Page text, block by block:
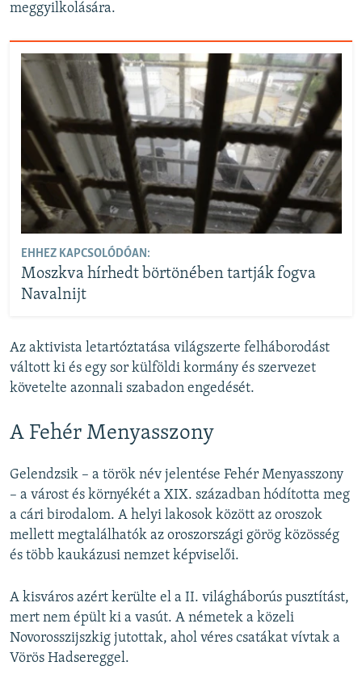
meggyilkolására.
EHHEZ KAPCSOLÓDÓAN:
Moszkva hírhedt börtönében tartják fogva
Navalnijt
Az aktivista letartóztatása világszerte felháborodást
váltott ki és egy sor külföldi kormány és szervezet
követelte azonnali szabadon engedését.
A Fehér Menyasszony
Gelendzsik – a török név jelentése Fehér Menyasszony
– a várost és környékét a XIX. században hódította meg
a cári birodalom. A helyi lakosok között az oroszok
mellett megtalálhatók az oroszországi görög közösség
és több kaukázusi nemzet képviselői.
A kisváros azért kerülte el a II. világháborús pusztítást,
mert nem épült ki a vasút. A németek a közeli
Novorosszijszkig jutottak, ahol véres csatákat vívtak a
Vörös Hadsereggel.